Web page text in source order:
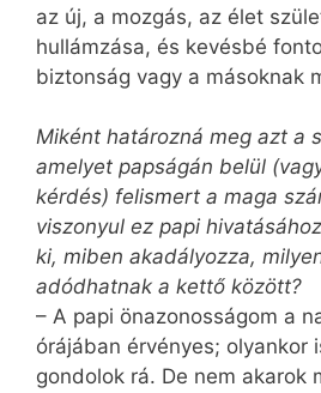
az új, a mozgás, az élet
hullámzása, és kevésbé
biztonság vagy a másoknak
Miként határozná meg azt a
amelyet papságán belül
kérdés) felismert a maga
viszonyul ez papi
ki, miben akadályozza,
adódhatnak a kettő között?
– A papi önazonosságom a
órájában érvényes; olyankor
gondolok rá. De nem akarok